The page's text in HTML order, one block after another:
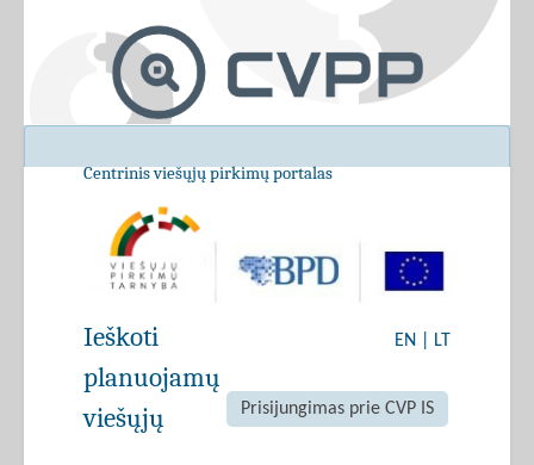
Centrinis viešųjų pirkimų portalas
EN LT
Prisijungimas prie CVP IS
Ieškoti
planuojamų
viešųjų